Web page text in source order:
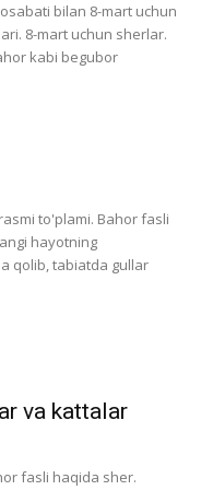
bilan 8-mart uchun
8-mart uchun sherlar.
kabi begubor
to'plami. Bahor fasli
hayotning
qolib, tabiatda gullar
va kattalar
fasli haqida sher.